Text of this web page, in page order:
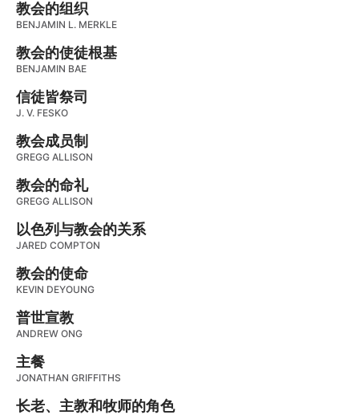
教会的组织
BENJAMIN L. MERKLE
教会的使徒根基
BENJAMIN BAE
信徒皆祭司
J. V. FESKO
教会成员制
GREGG ALLISON
教会的命礼
GREGG ALLISON
以色列与教会的关系
JARED COMPTON
教会的使命
KEVIN DEYOUNG
普世宣教
ANDREW ONG
主餐
JONATHAN GRIFFITHS
长老、主教和牧师的角色